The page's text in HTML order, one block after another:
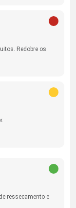
Redobre os
ressecamento e